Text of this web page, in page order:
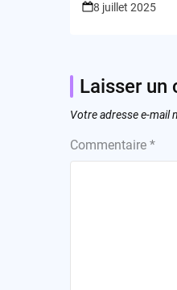
8 juillet 2025
Laisser un
Votre adresse e-mail
Commentaire *